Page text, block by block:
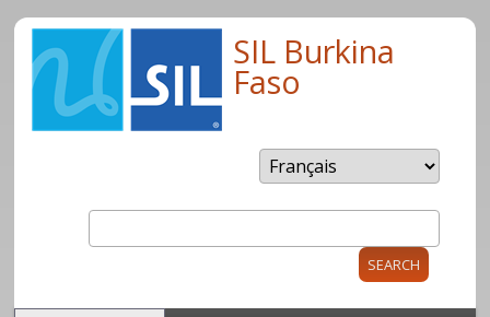
Skip to main content SIL Burkina
Faso
Search form